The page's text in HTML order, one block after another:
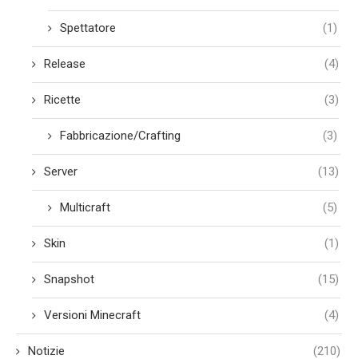
Spettatore (1)
Release (4)
Ricette (3)
Fabbricazione/Crafting (3)
Server (13)
Multicraft (5)
Skin (1)
Snapshot (15)
Versioni Minecraft (4)
Notizie (210)